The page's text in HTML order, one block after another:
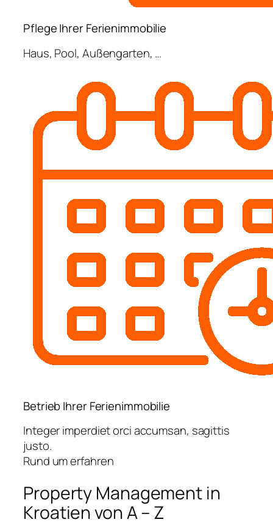
Pflege Ihrer Ferienimmobilie
Haus, Pool, Außengarten, …
Betrieb Ihrer Ferienimmobilie
Integer imperdiet orci accumsan, sagittis
justo.
Rund um erfahren
Property Management in
Kroatien von A – Z